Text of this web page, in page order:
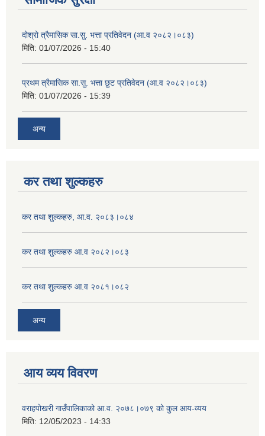
दोश्रो त्रैमासिक सा.सु. भत्ता प्रतिवेदन (आ.व २०८२।०८३)
मिति: 01/07/2026 - 15:40
प्रथम त्रैमासिक सा.सु. भत्ता छुट प्रतिवेदन (आ.व २०८२।०८३)
मिति: 01/07/2026 - 15:39
अन्य
कर तथा शुल्कहरु
कर तथा शुल्कहरु, आ.व. २०८३।०८४
कर तथा शुल्कहरु आ.व २०८२।०८३
कर तथा शुल्कहरु आ.व २०८१।०८२
अन्य
आय व्यय विवरण
वराहपोखरी गाउँपालिकाको आ.व. २०७८।०७९ को कुल आय-व्यय
मिति: 12/05/2023 - 14:33